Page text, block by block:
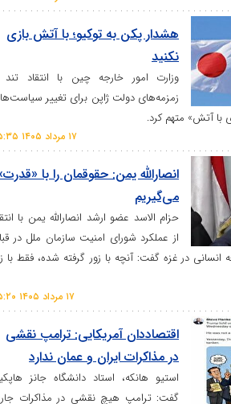
پکن به توکیو؛ با آتش بازی
امور خارجه چین با انتقاد تند از
دولت ژاپن برای تغییر سیاست‌های
یمن: حقوقمان را با «قدرت»
الاسد عضو ارشد انصارالله یمن با انتقاد
شورای امنیت سازمان ملل در قبال
آنچه با زور گرفته شده، فقط با زور
آمریکایی: ترامپ نقشی
ایران و عمان ندارد
هانکه، استاد دانشگاه جانز هاپکینز
ترامپ هیچ نقشی در مذاکرات جاری